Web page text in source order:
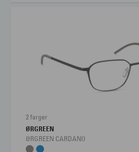
2 farger
ØRGREEN
ØRGREEN CARDANO